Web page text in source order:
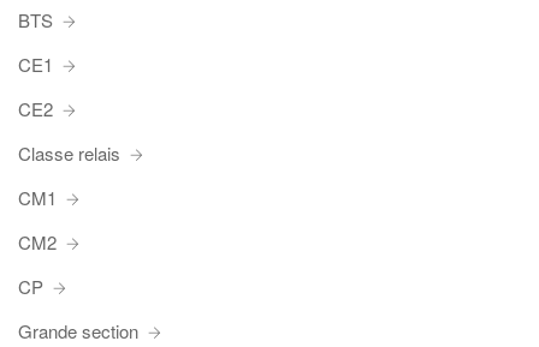
BTS
CE1
CE2
Classe relais
CM1
CM2
CP
Grande section